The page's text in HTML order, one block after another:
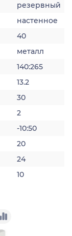
резервный
настенное
40
металл
140:265
13.2
30
2
-10:50
20
24
10